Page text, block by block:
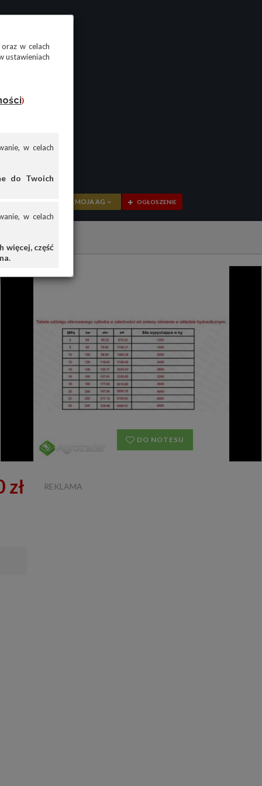
w celach
ustawieniach
)
w celach
do Twoich
w celach
więcej, część
MOJA AG
PRZEGLĄD
HISTORIA
OGŁOSZENIE
DO NOTESU
zł REKLAMA